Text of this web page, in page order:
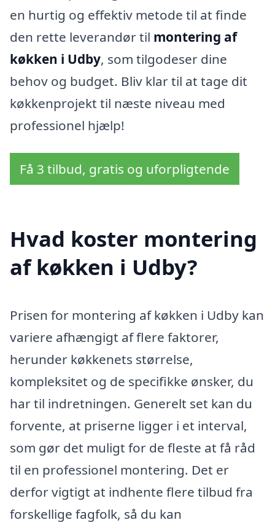
en hurtig og effektiv metode til at finde
den rette leverandør til montering af
køkken i Udby, som tilgodeser dine
behov og budget. Bliv klar til at tage dit
køkkenprojekt til næste niveau med
professionel hjælp!
Få 3 tilbud, gratis og uforpligtende
Hvad koster montering
af køkken i Udby?
Prisen for montering af køkken i Udby kan
variere afhængigt af flere faktorer,
herunder køkkenets størrelse,
kompleksitet og de specifikke ønsker, du
har til indretningen. Generelt set kan du
forvente, at priserne ligger i et interval,
som gør det muligt for de fleste at få råd
til en professionel montering. Det er
derfor vigtigt at indhente flere tilbud fra
forskellige fagfolk, så du kan